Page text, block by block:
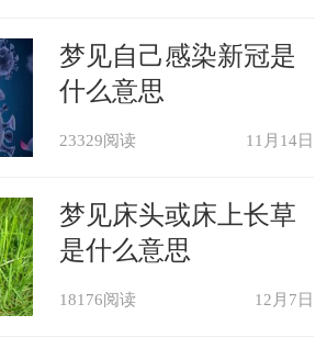
老的祖传戒指象征着古老
观。订婚戒指象征着一份
诺。友谊戒指证明两个人
谊。
：每个人都渴望自己生活
的内容，渴望一份安定的
梦见自己感染新冠是
什么意思
23329阅读 11月14日
梦见床头或床上长草
是什么意思
18176阅读 12月7日